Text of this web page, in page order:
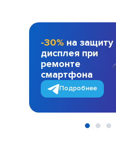
-30% на защиту
дисплея при
ремонте
смартфона
Подробнее